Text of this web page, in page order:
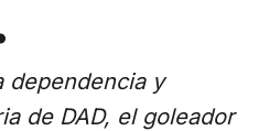
dependencia y
de DAD, el goleador